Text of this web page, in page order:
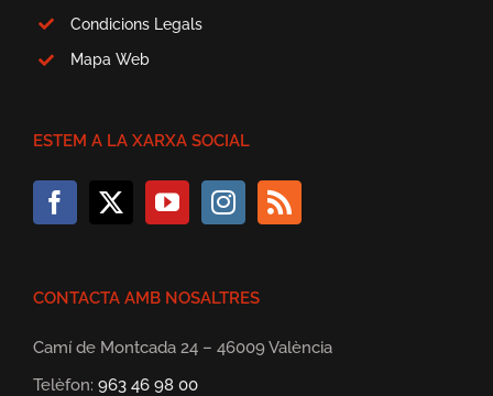
Condicions Legals
Mapa Web
ESTEM A LA XARXA SOCIAL
CONTACTA AMB NOSALTRES
Camí de Montcada 24 – 46009 València
Telèfon: 963 46 98 00